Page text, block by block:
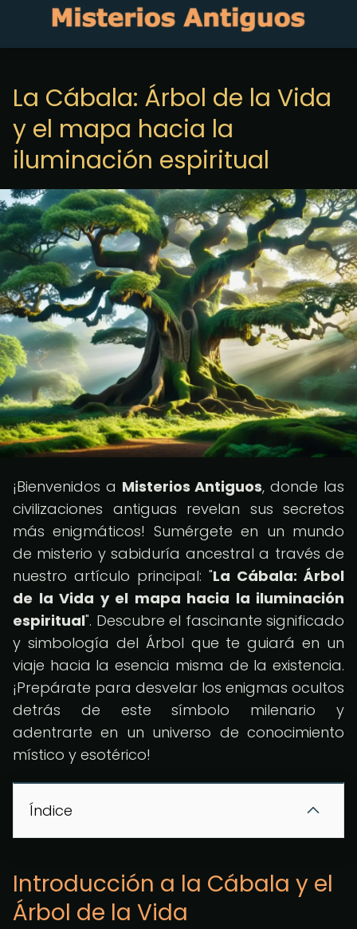
La Cábala: Árbol de la Vida
y el mapa hacia la
iluminación espiritual
¡Bienvenidos a Misterios Antiguos, donde las
civilizaciones antiguas revelan sus secretos
más enigmáticos! Sumérgete en un mundo
de misterio y sabiduría ancestral a través de
nuestro artículo principal: "La Cábala: Árbol
de la Vida y el mapa hacia la iluminación
espiritual". Descubre el fascinante significado
y simbología del Árbol que te guiará en un
viaje hacia la esencia misma de la existencia.
¡Prepárate para desvelar los enigmas ocultos
detrás de este símbolo milenario y
adentrarte en un universo de conocimiento
místico y esotérico!
Índice
Introducción a la Cábala y el
Árbol de la Vida